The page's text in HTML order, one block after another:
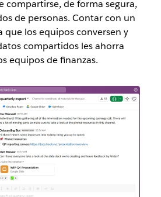
compartirse, de forma segura,
de personas. Contar con un
que los equipos conversen y
compartidos les ahorra
equipos de finanzas.